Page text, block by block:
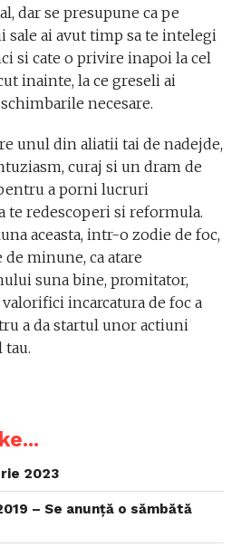
dar se presupune ca pe
sale ai avut timp sa te intelegi
si cate o privire inapoi la cel
inainte, la ce greseli ai
necesare.
unul din aliatii tai de nadejde,
curaj si un dram de
a porni lucruri
te redescoperi si reformula.
aceasta, intr-o zodie de foc,
minune, ca atare
suna bine, promitator,
incarcatura de foc a
a da startul unor actiuni
tau.
2023
– Se anunță o sămbătă